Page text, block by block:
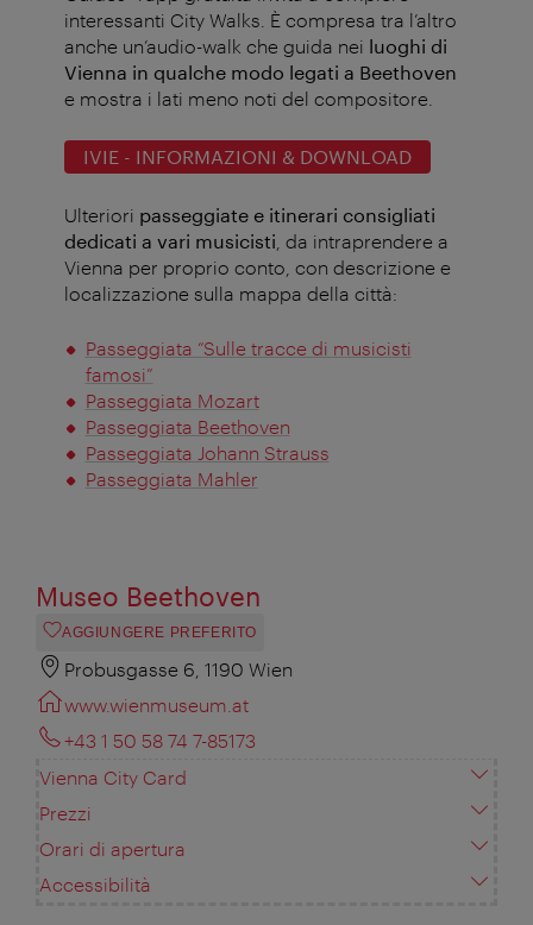
interessanti City Walks. È compresa tra l’altro
anche un’audio-walk che guida nei luoghi di
Vienna in qualche modo legati a Beethoven
e mostra i lati meno noti del compositore.
IVIE - INFORMAZIONI & DOWNLOAD
Ulteriori passeggiate e itinerari consigliati
dedicati a vari musicisti , da intraprendere a
Vienna per proprio conto, con descrizione e
localizzazione sulla mappa della città:
Passeggiata “Sulle tracce di musicisti
famosi”
Passeggiata Mozart
Passeggiata Beethoven
Passeggiata Johann Strauss
Passeggiata Mahler
Museo Beethoven
AGGIUNGERE PREFERITO
Probusgasse 6, 1190 Wien
www.wienmuseum.at
+43 1 50 58 74 7-85173
Vienna City Card
Prezzi
Orari di apertura
Accessibilità